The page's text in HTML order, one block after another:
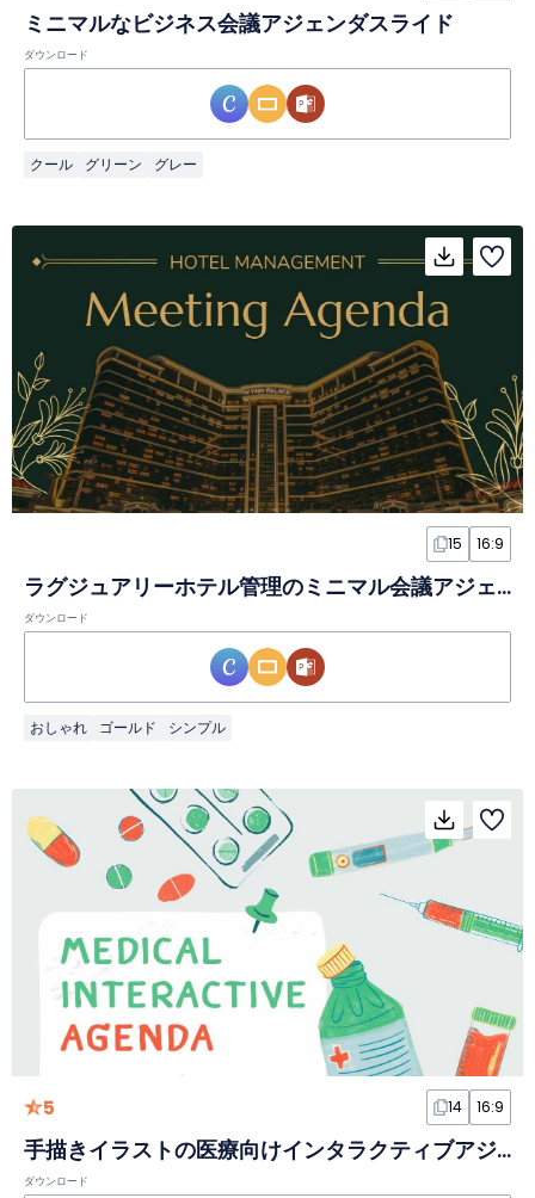
ミニマルなビジネス会議アジェンダスライド
ダウンロード
クール グリーン グレー
15 16:9
ラグジュアリーホテル管理のミニマル会議アジェンダスライド
ダウンロード
おしゃれ ゴールド シンプル
5 14 16:9
手描きイラストの医療向けインタラクティブアジェンダスライド
ダウンロード